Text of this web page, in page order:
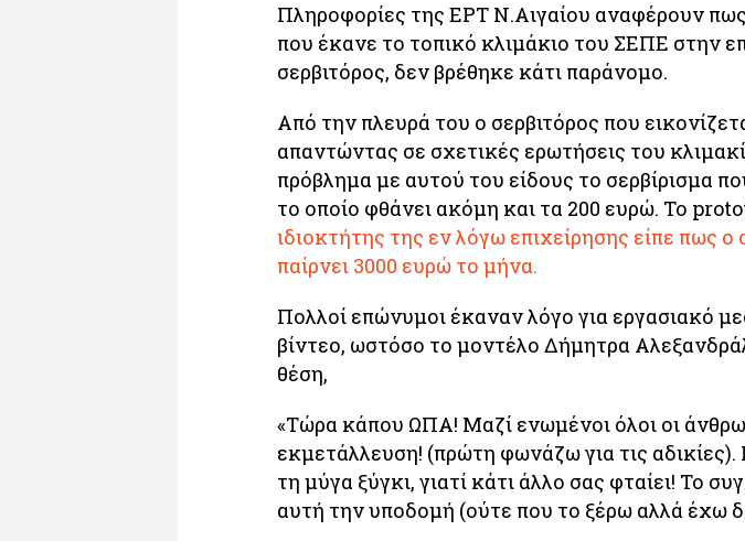
Πληροφορίες της ΕΡΤ Ν.Αιγαίου αναφέρουν
που έκανε το τοπικό κλιμάκιο του ΣΕΠΕ στην
σερβιτόρος, δεν βρέθηκε κάτι παράνομο.
Από την πλευρά του ο σερβιτόρος που
απαντώντας σε σχετικές ερωτήσεις του
πρόβλημα με αυτού του είδους το σερβίρισμα
το οποίο φθάνει ακόμη και τα 200 ευρώ. Το
ιδιοκτήτης της εν λόγω επιχείρησης είπε πως
παίρνει 3000 ευρώ το μήνα.
Πολλοί επώνυμοι έκαναν λόγο για εργασιακό
βίντεο, ωστόσο το μοντέλο Δήμητρα
θέση,
«Τώρα κάπου ΩΠΑ! Μαζί ενωμένοι όλοι οι
εκμετάλλευση! (πρώτη φωνάζω για τις
τη μύγα ξύγκι, γιατί κάτι άλλο σας φταίει! Το
αυτή την υποδομή (ούτε που το ξέρω αλλά έχω